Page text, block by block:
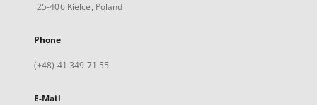
25-406 Kielce, Poland
Phone
(+48) 41 349 71 55
E-Mail